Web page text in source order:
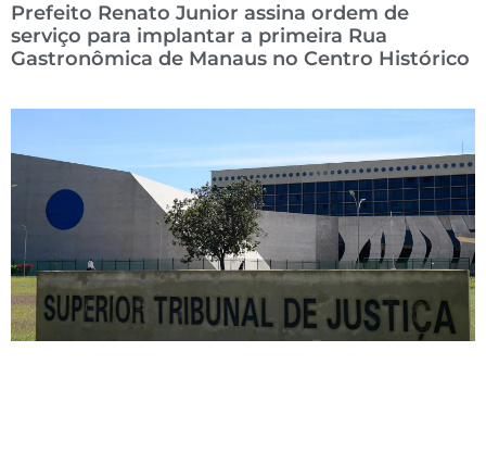
Prefeito Renato Junior assina ordem de
serviço para implantar a primeira Rua
Gastronômica de Manaus no Centro Histórico